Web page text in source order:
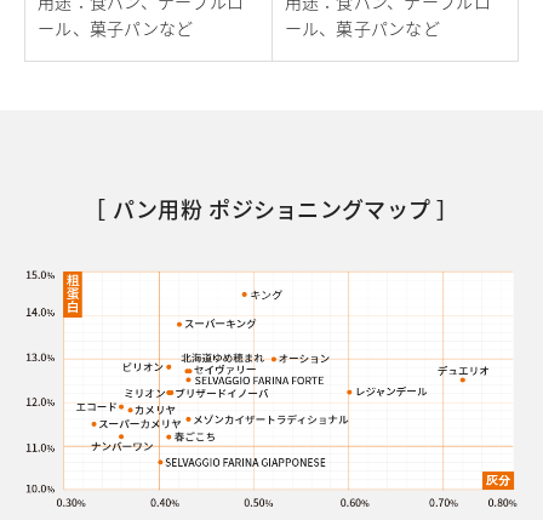
ール、菓子パンなど
ール、菓子パンなど
［ パン用粉 ポジショニングマップ ］